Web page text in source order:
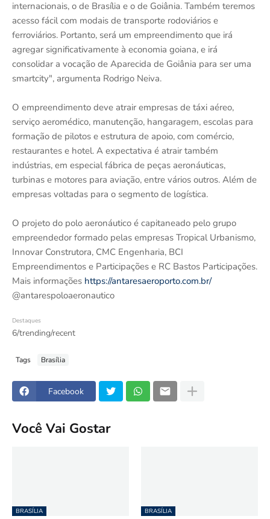
internacionais, o de Brasília e o de Goiânia. Também teremos
acesso fácil com modais de transporte rodoviários e
ferroviários. Portanto, será um empreendimento que irá
agregar significativamente à economia goiana, e irá
consolidar a vocação de Aparecida de Goiânia para ser uma
smartcity", argumenta Rodrigo Neiva.
O empreendimento deve atrair empresas de táxi aéreo,
serviço aeromédico, manutenção, hangaragem, escolas para
formação de pilotos e estrutura de apoio, com comércio,
restaurantes e hotel. A expectativa é atrair também
indústrias, em especial fábrica de peças aeronáuticas,
turbinas e motores para aviação, entre vários outros. Além de
empresas voltadas para o segmento de logística.
O projeto do polo aeronáutico é capitaneado pelo grupo
empreendedor formado pelas empresas Tropical Urbanismo,
Innovar Construtora, CMC Engenharia, BCI
Empreendimentos e Participações e RC Bastos Participações.
Mais informações https://antaresaeroporto.com.br/
@antarespoloaeronautico
Destaques
6/trending/recent
Tags Brasília
Facebook
Você Vai Gostar
BRASÍLIA BRASÍLIA